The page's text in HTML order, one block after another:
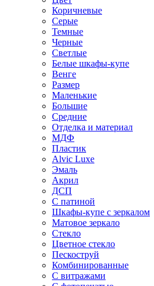
Коричневые
Серые
Темные
Черные
Светлые
Белые шкафы-купе
Венге
Размер
Маленькие
Большие
Средние
Отделка и материал
МДФ
Пластик
Alvic Luxe
Эмаль
Акрил
ДСП
С патиной
Шкафы-купе с зеркалом
Матовое зеркало
Стекло
Цветное стекло
Пескоструй
Комбинированные
С витражами